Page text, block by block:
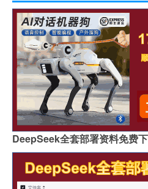
DeepSeek全套部署资料免费